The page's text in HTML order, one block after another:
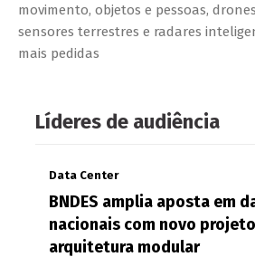
movimento, objetos e pessoas,
sensores terrestres e radares
mais pedidas
Líderes de audiência
Data Center
BNDES amplia aposta em
nacionais com novo
arquitetura modular